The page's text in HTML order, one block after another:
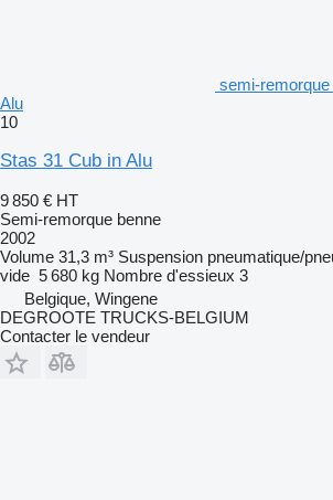
semi-
Alu
10
Stas 31 Cub in Alu
9 850 € HT
Semi-remorque benne
2002
Volume 31,3 m³ Suspension pneumatique/
vide 5 680 kg Nombre d'essieux 3
Belgique, Wingene
DEGROOTE TRUCKS-BELGIUM
Contacter le vendeur